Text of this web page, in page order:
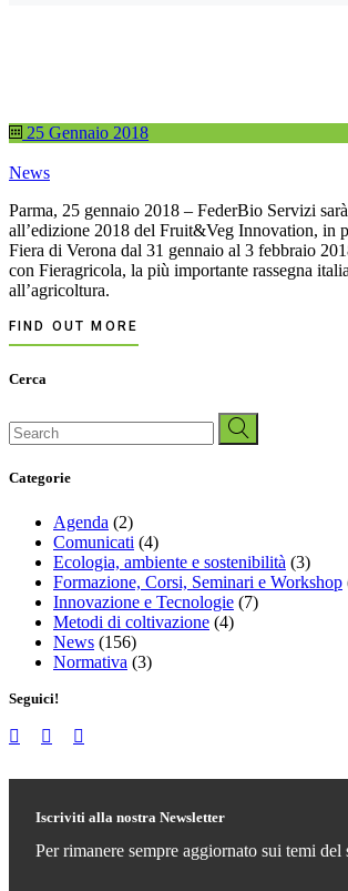
25 Gennaio 2018
News
Parma, 25 gennaio 2018 – FederBio Servizi
all’edizione 2018 del Fruit&Veg Innovation, in
Fiera di Verona dal 31 gennaio al 3 febbraio
con Fieragricola, la più importante rassegna
all’agricoltura.
FIND OUT MORE
Cerca
Search
for:
Categorie
Agenda (2)
Comunicati (4)
Ecologia, ambiente e sostenibilità (3)
Formazione, Corsi, Seminari e Workshop
Innovazione e Tecnologie (7)
Metodi di coltivazione (4)
News (156)
Normativa (3)
Seguici!
Iscriviti alla nostra Newsletter
Per rimanere sempre aggiornato sui temi del